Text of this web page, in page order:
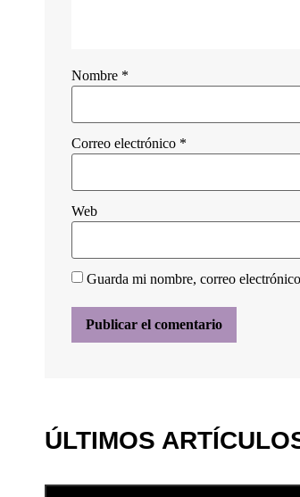
Nombre *
Correo electrónico *
Web
Guarda mi nombre, correo
ÚLTIMOS